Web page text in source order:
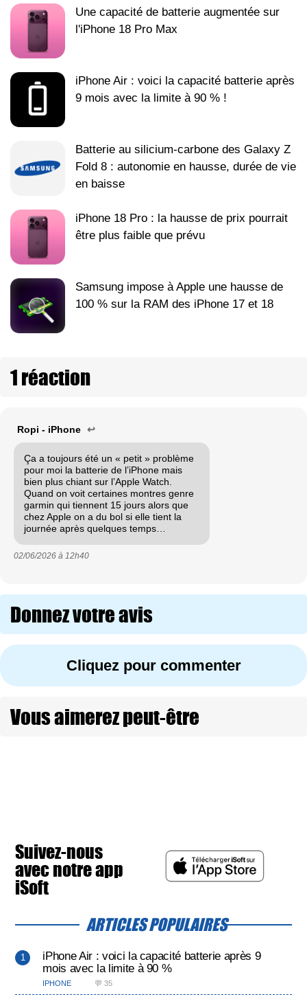
Une capacité de batterie augmentée sur
l'iPhone 18 Pro Max
iPhone Air : voici la capacité batterie après
9 mois avec la limite à 90 % !
Batterie au silicium-carbone des Galaxy Z
Fold 8 : autonomie en hausse, durée de vie
en baisse
iPhone 18 Pro : la hausse de prix pourrait
être plus faible que prévu
Samsung impose à Apple une hausse de
100 % sur la RAM des iPhone 17 et 18
1 réaction
Ropi - iPhone ↩
Ça a toujours été un « petit » problème
pour moi la batterie de l’iPhone mais
bien plus chiant sur l’Apple Watch.
Quand on voit certaines montres genre
garmin qui tiennent 15 jours alors que
chez Apple on a du bol si elle tient la
journée après quelques temps…
02/06/2026 à 12h40
Donnez votre avis
Cliquez pour commenter
Vous aimerez peut-être
Suivez-nous
avec notre app
iSoft
ARTICLES POPULAIRES
iPhone Air : voici la capacité batterie après 9
mois avec la limite à 90 %
IPHONE 💬 35